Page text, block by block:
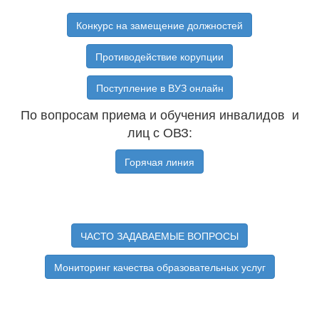
Конкурс на замещение должностей
Противодействие корупции
Поступление в ВУЗ онлайн
По вопросам приема и обучения инвалидов и
лиц с ОВЗ:
Горячая линия
ЧАСТО ЗАДАВАЕМЫЕ ВОПРОСЫ
Мониторинг качества образовательных услуг